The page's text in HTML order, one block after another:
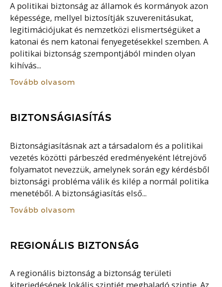
A politikai biztonság az államok és kormányok azon
képessége, mellyel biztosítják szuverenitásukat,
legitimációjukat és nemzetközi elismertségüket a
katonai és nem katonai fenyegetésekkel szemben. A
politikai biztonság szempontjából minden olyan
kihívás...
Tovább olvasom
BIZTONSÁGIASÍTÁS
Biztonságiasításnak azt a társadalom és a politikai
vezetés közötti párbeszéd eredményeként létrejövő
folyamatot nevezzük, amelynek során egy kérdésből
biztonsági probléma válik és kilép a normál politika
menetéből. A biztonságiasítás első...
Tovább olvasom
REGIONÁLIS BIZTONSÁG
A regionális biztonság a biztonság területi